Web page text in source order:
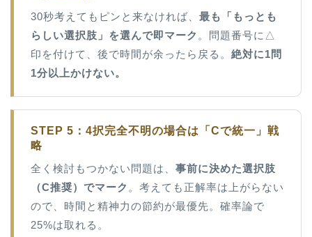
30秒考えてもピンと来なければ、 最も「もっとも
らしい選択肢」を選んで即マーク 。問題番号に△
印を付けて、後で時間が余ったら戻る。 絶対に1問
1分以上かけない。
STEP 5：4択完全不明の場合は「Cで統一」戦
略
全く検討もつかない問題は、 事前に決めた選択肢
（C推奨）でマーク 。考えても正解率は上がらない
ので、時間と精神力の節約が最優先。確率論で
25%は取れる。